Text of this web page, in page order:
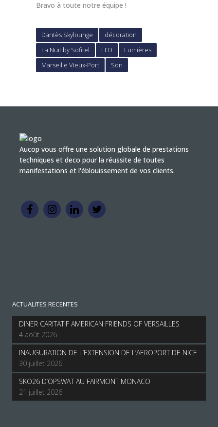
Bravo à toute notre équipe !
Dantès Skylounge
décoration
La Nuit by Sofitel
LED
Lumières
Marseille Vieux-Port
Son
Aucop vous offre une solution globale de prestations
techniques et deco pour la réussite de toutes
manifestations et l'éblouissement de vos clients.
ACTUALITES RECENTES
DINER CARITATIF AMERICAN FRIENDS OF VERSAILLES
4 août 2026
INAUGURATION DE L’EXTENSION DE L’AEROPORT DE NICE
30 juillet 2026
SKO26 D’OPSWAT AU FAIRMONT MONACO
21 juillet 2026